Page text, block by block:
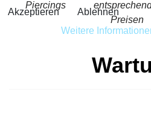
Piercings
Preisen
Akzeptieren
Ablehnen
Weitere